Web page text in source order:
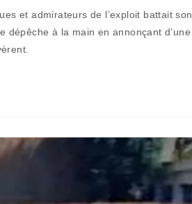
:
et admirateurs de l’exploit battait son
dépêche à la main en annonçant d’une